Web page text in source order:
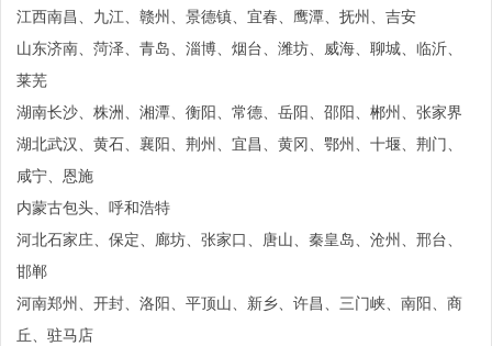
江西南昌、九江、赣州、景德镇、宜春、鹰潭、抚州、吉安
山东济南、菏泽、青岛、淄博、烟台、潍坊、威海、聊城、临沂、
莱芜
湖南长沙、株洲、湘潭、衡阳、常德、岳阳、邵阳、郴州、张家界
湖北武汉、黄石、襄阳、荆州、宜昌、黄冈、鄂州、十堰、荆门、
咸宁、恩施
内蒙古包头、呼和浩特
河北石家庄、保定、廊坊、张家口、唐山、秦皇岛、沧州、邢台、
邯郸
河南郑州、开封、洛阳、平顶山、新乡、许昌、三门峡、南阳、商
丘、驻马店